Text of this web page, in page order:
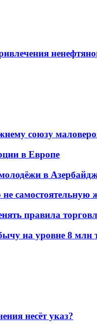
союзу
в Европе
в
самостоятельную
правила
на уровне 8 млн
несёт указ?